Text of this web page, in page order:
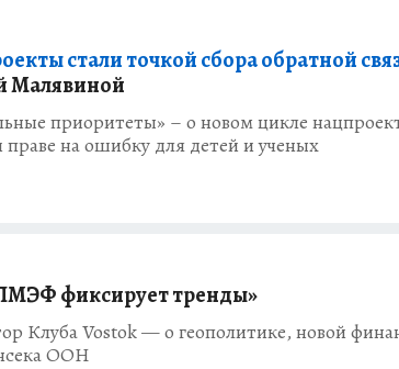
стали точкой сбора обратной
Малявиной
приоритеты» – о новом цикле
праве на ошибку для детей и ученых
фиксирует тренды»
Клуба Vostok — о геополитике, новой
ООН